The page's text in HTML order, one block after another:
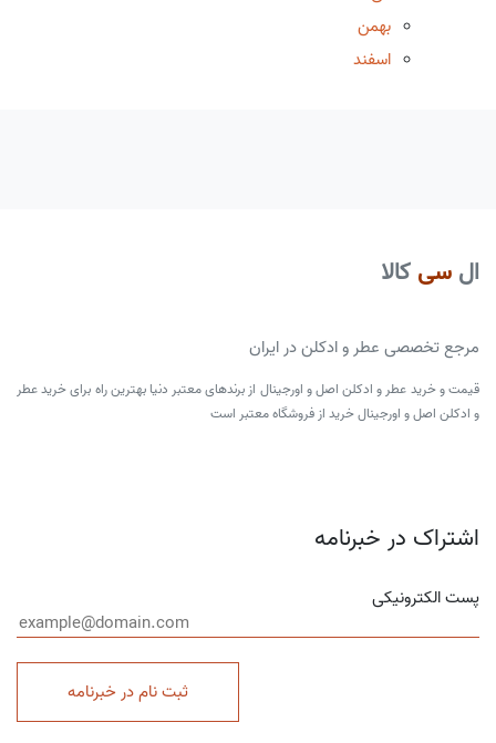
بهمن
اسفند
ال سی کالا
مرجع تخصصی عطر و ادکلن در ایران
قیمت و خرید عطر و ادکلن اصل و اورجینال از برندهای معتبر دنیا بهترین راه برای خرید عطر
و ادکلن اصل و اورجینال خرید از فروشگاه معتبر است
اشتراک در خبرنامه
پست الکترونیکی
ثبت نام در خبرنامه